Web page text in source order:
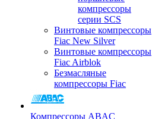
компрессоры
серии SCS
Винтовые компрессоры
Fiac New Silver
Винтовые компрессоры
Fiac Airblok
Безмасляные
компрессоры Fiac
Компрессоры ABAC